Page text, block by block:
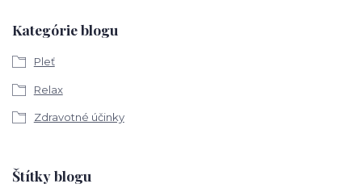
Kategórie blogu
Pleť
Relax
Zdravotné účinky
Štítky blogu